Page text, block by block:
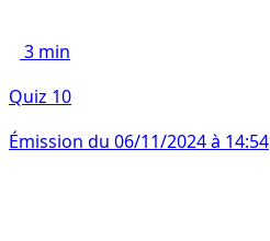
3 min
Quiz 10
Émission du 06/11/2024 à 14:54